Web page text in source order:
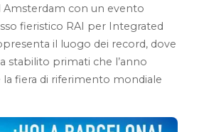
Amsterdam con un evento
fieristico RAI per Integrated
il luogo dei record, dove
stabilito primati che l’anno
fiera di riferimento mondiale